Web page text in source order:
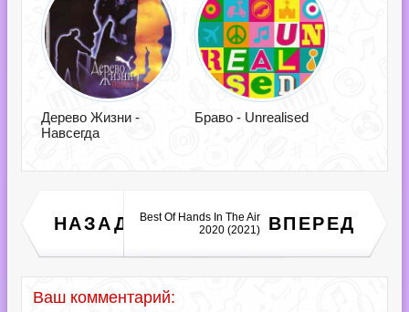
Дерево Жизни -
Навсегда
Браво - Unrealised
НАЗАД
Beatport Psychedelic
Trance: Sound Pack #388 ВПЕРЕД
Best Of Hands In The Air
2020 (2021)
Ваш комментарий: